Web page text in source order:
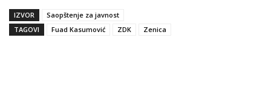
IZVOR
Saopštenje za javnost
TAGOVI
Fuad Kasumović ZDK Zenica